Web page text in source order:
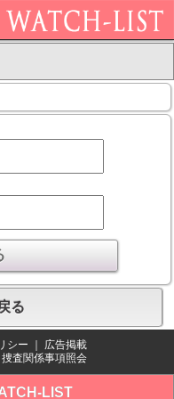
る
シー
広告掲載
捜査関係事項照会
LIST